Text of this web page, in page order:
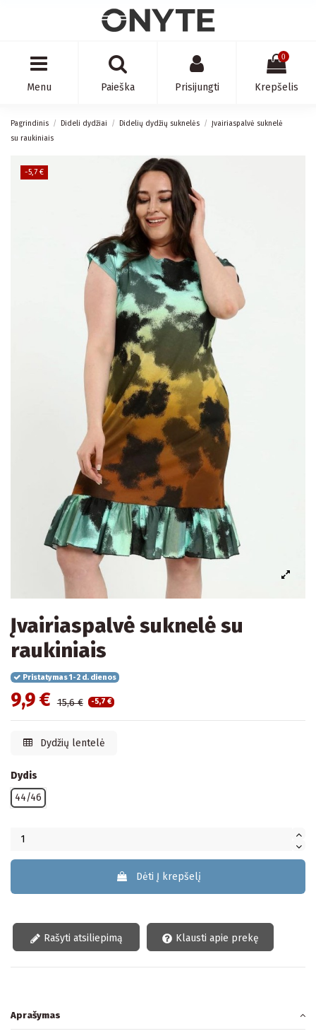
Menu Paieška Prisijungti
0
Krepšelis
Pagrindinis Dideli dydžiai Didelių dydžių suknelės
Įvairiaspalvė suknelė
su raukiniais
-5,7 €
Įvairiaspalvė suknelė su
raukiniais
Pristatymas 1-2 d. dienos
9,9 € 15,6 € -5,7 €
Dydžių lentelė
Dydis
44/46
Dėti Į krepšelį
Rašyti atsiliepimą Klausti apie prekę
Aprašymas